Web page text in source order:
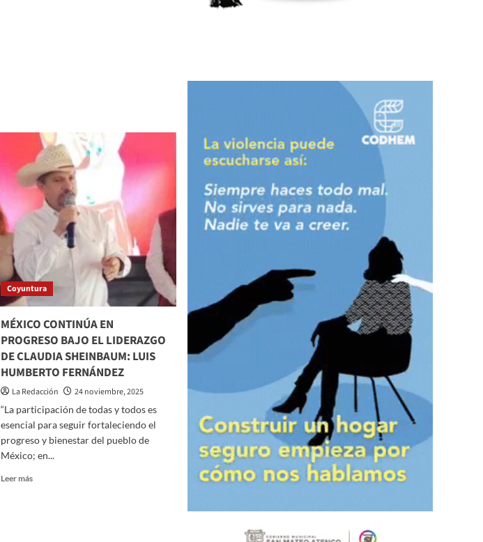
Coyuntura
MÉXICO CONTINÚA EN
PROGRESO BAJO EL LIDERAZGO
DE CLAUDIA SHEINBAUM: LUIS
HUMBERTO FERNÁNDEZ
La Redacción
24 noviembre, 2025
“La participación de todas y todos es
esencial para seguir fortaleciendo el
progreso y bienestar del pueblo de
México; en...
Leer másRead